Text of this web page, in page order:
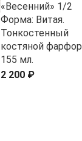
«Весенний» 1/2
Форма: Витая.
Тонкостенный
костяной
155 мл.
2 200 ₽